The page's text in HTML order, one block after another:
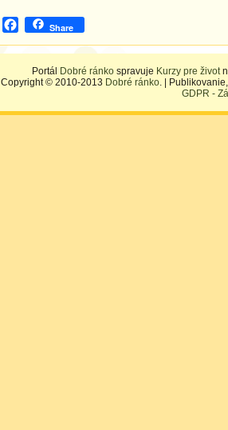
Facebook
Share
Portál Dobré ránko spravuje Kurzy pre život
Copyright © 2010-2013 Dobré ránko. |
GDPR -